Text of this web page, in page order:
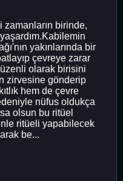
birinde,
yakınlarında bir
çevreye zarar
olarak birisini
zirvesine gönderip
hem de çevre
nüfus oldukça
olsun bu ritüel
ritüeli yapabilecek
be...